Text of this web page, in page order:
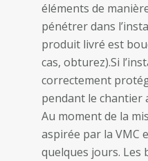
éléments de
pénétrer dans
produit livré est
cas, obturez).Si
correctement
pendant le chantier
Au moment de la
aspirée par la VMC
quelques jours. Les